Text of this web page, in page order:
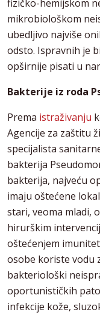
fizičko-hemijskom
mikrobiološkom
ubedljivo najviše
odsto. Ispravnih je
opširnije pisati u
Bakterije iz roda
Prema istraživanju
Agencije za zaštitu
specijalista
bakterija
bakterija, najveću
imaju oštećene
stari, veoma mladi,
hirurškim
oštećenjem
osobe koriste vodu
bakteriološki
oportunističkih
infekcije kože,